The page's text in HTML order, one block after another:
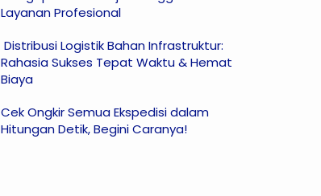
Layanan Profesional
Distribusi Logistik Bahan Infrastruktur:
Rahasia Sukses Tepat Waktu & Hemat
Biaya
Cek Ongkir Semua Ekspedisi dalam
Hitungan Detik, Begini Caranya!